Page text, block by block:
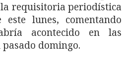
requisitoria periodística
lunes, comentando
acontecido en las
domingo.